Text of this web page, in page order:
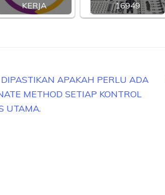
KERJA
16949
APAKAH PERLU ADA
METHOD SETIAP KONTROL
UTAMA.